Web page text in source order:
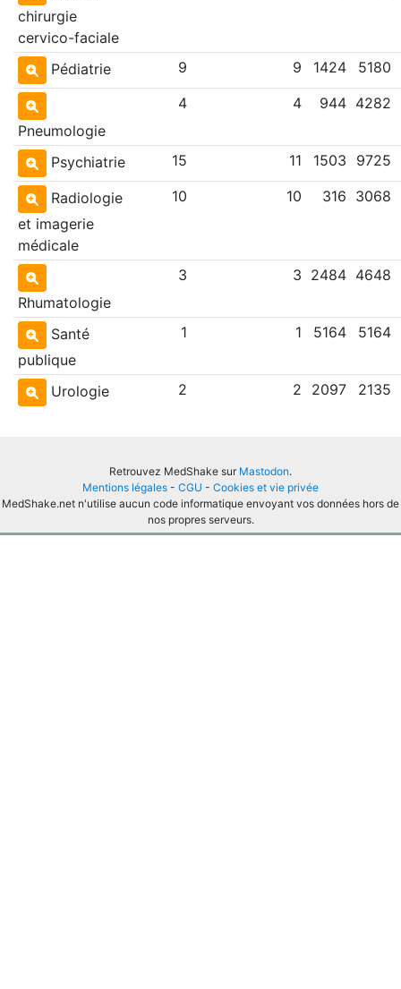
chirurgie
cervico-faciale
Pédiatrie 9 9 1424 5180
Pneumologie
4 4 944 4282
Psychiatrie 15 11 1503 9725
Radiologie
et imagerie
médicale
10 10 316 3068
Rhumatologie
3 3 2484 4648
Santé
publique
1 1 5164 5164
Urologie 2 2 2097 2135
Retrouvez MedShake sur Mastodon.
Mentions légales - CGU - Cookies et vie privée
MedShake.net n'utilise aucun code informatique envoyant vos données hors de
nos propres serveurs.